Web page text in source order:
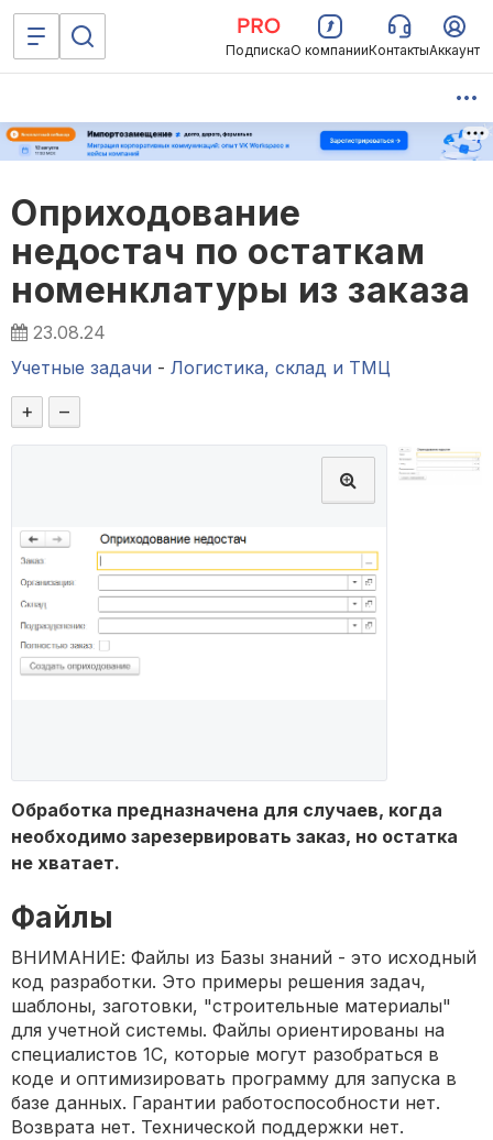
ПодпискаО компанииКонтактыАккаунт
Оприходование
недостач по остаткам
номенклатуры из заказа
23.08.24
Учетные задачи - Логистика, склад и ТМЦ
+
–
Обработка предназначена для случаев, когда
необходимо зарезервировать заказ, но остатка
не хватает.
Файлы
ВНИМАНИЕ: Файлы из Базы знаний - это исходный
код разработки. Это примеры решения задач,
шаблоны, заготовки, "строительные материалы"
для учетной системы. Файлы ориентированы на
специалистов 1С, которые могут разобраться в
коде и оптимизировать программу для запуска в
базе данных. Гарантии работоспособности нет.
Возврата нет. Технической поддержки нет.